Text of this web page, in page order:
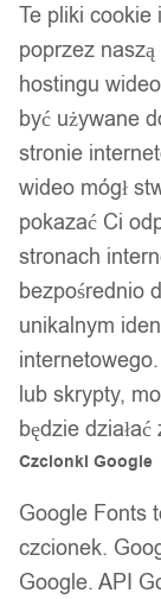
/ 5
Złoty
ślubna
40,00zł
Darmowa
Dostawa w 24h
Zamówienia
Dostawa w 24h
Zamówienia
Te pliki cookie
poprzez
hostingu
być używane
stronie
wideo mógł
pokazać Ci
stronach
bezpośrednio
unikalnym
lub skrypty,
będzie
Czcionki Google
Google Fonts
czcionek.
Google. API